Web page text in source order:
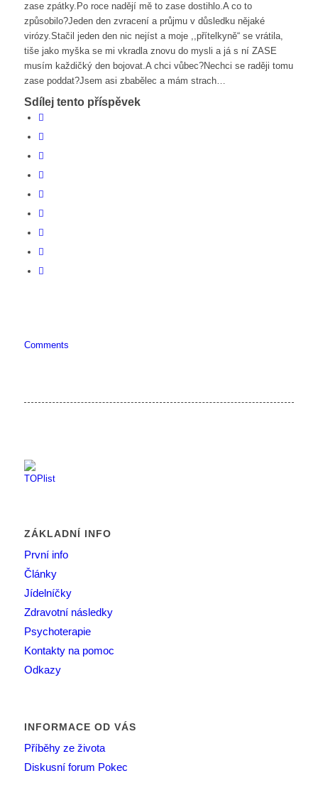
zase zpátky.Po roce nadějí mě to zase dostihlo.A co to
způsobilo?Jeden den zvracení a průjmu v důsledku nějaké
virózy.Stačil jeden den nic nejíst a moje ,,přítelkyně“ se vrátila,
tiše jako myška se mi vkradla znovu do mysli a já s ní ZASE
musím každičký den bojovat.A chci vůbec?Nechci se raději tomu
zase poddat?Jsem asi zbabělec a mám strach…
Sdílej tento příspěvek
Comments
ZÁKLADNÍ INFO
První info
Články
Jídelníčky
Zdravotní následky
Psychoterapie
Kontakty na pomoc
Odkazy
INFORMACE OD VÁS
Příběhy ze života
Diskusní forum Pokec